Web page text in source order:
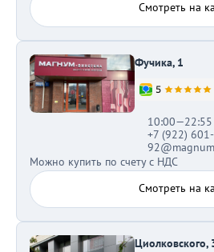
Смотреть на
Фучика, 1
10:00—22:55
+7 (922)
Можно купить по счету с НДС
Смотреть на
Циолковского,